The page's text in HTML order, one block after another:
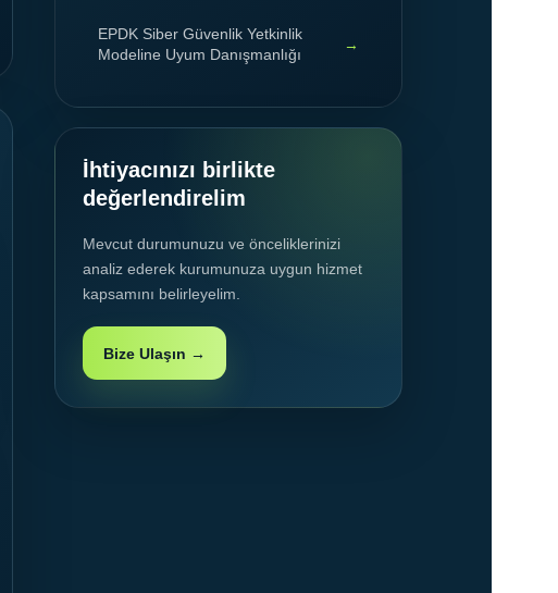
EPDK Siber Güvenlik Yetkinlik
Modeline Uyum Danışmanlığı
İhtiyacınızı birlikte
değerlendirelim
Mevcut durumunuzu ve önceliklerinizi
analiz ederek kurumunuza uygun hizmet
kapsamını belirleyelim.
Bize Ulaşın →